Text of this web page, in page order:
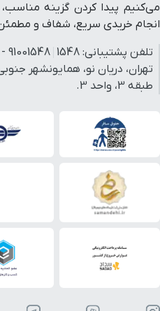
می‌کنیم پیدا کردن گزینه
انجام خریدی سریع، شفاف و مطمئن
تلفن پشتیبانی: 1548
91001548 - 021
طبقه 3، واحد 3.